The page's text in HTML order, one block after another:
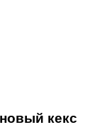
кекс